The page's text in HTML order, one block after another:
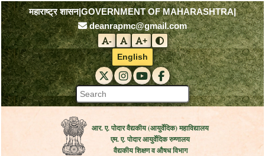
महाराष्ट्र शासन|GOVERNMENT OF MAHARASHTRA|
deanrapmc@gmail.com
-
Decrease font size
Reset font size
+
Increase font size
Toggle contrast mode
English
RAPMC X (Twitter)
RAPMC Instagram
RAPMC YouTube
DMER Facebook
आर. ए. पोदार वैद्यकीय (आयुर्वेदिक) महाविद्यालय
एम. ए. पोदार आयुर्वेदिक रुग्णालय
वैद्यकीय शिक्षण व औषध विभाग